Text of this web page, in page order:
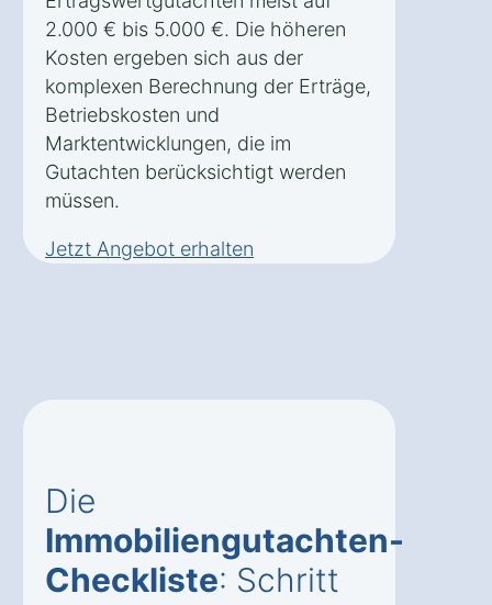
2.000 € bis 5.000 €. Die höheren
Kosten ergeben sich aus der
komplexen Berechnung der Erträge,
Betriebskosten und
Marktentwicklungen, die im
Gutachten berücksichtigt werden
müssen.
Jetzt Angebot erhalten
Die
Immobiliengutachten-
Checkliste: Schritt